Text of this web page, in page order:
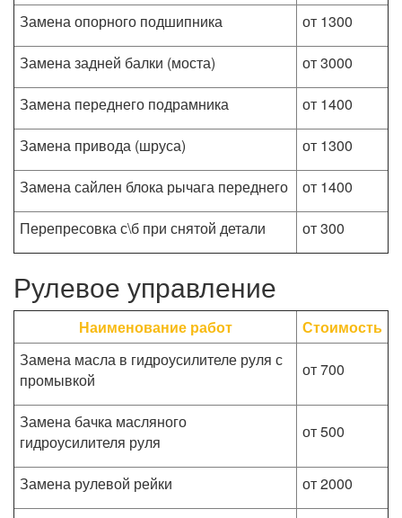
Замена опорного подшипника
от 1300
Замена задней балки (моста)
от 3000
Замена переднего подрамника
от 1400
Замена привода (шруса)
от 1300
Замена сайлен блока рычага переднего
от 1400
Перепресовка с\б при снятой детали
от 300
Рулевое управление
Наименование работ
Стоимость
Замена масла в гидроусилителе руля с
промывкой
от 700
Замена бачка масляного
гидроусилителя руля
от 500
Замена рулевой рейки
от 2000